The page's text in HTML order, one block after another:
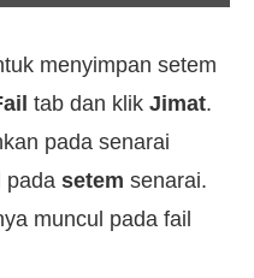
menyimpan setem
tab dan klik Jimat.
pada senarai
pada setem senarai.
muncul pada fail